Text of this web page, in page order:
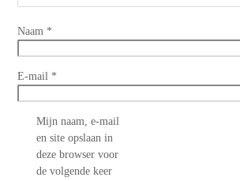
Naam *
E-mail *
Mijn naam, e-mail
en site opslaan in
deze browser voor
de volgende keer